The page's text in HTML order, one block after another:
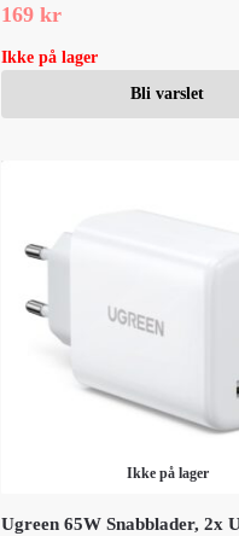
169 kr
Ikke på lager
Bli varslet
Ikke på lager
Ugreen 65W Snabblader, 2x